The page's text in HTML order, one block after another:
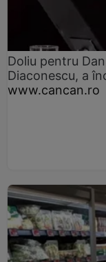
Doliu pentru
Diaconescu, a
www.cancan.ro